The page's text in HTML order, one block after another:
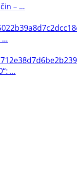
– ...
...